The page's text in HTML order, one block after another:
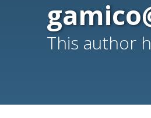
This author